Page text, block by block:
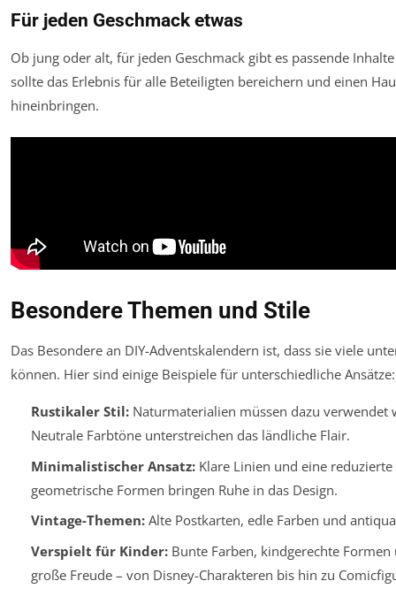
Für jeden Geschmack etwas
Ob jung oder alt, für jeden Geschmack gibt es passende
sollte das Erlebnis für alle Beteiligten bereichern und einen
hineinbringen.
Besondere Themen und Stile
Das Besondere an DIY-Adventskalendern ist, dass sie viele
können. Hier sind einige Beispiele für unterschiedliche Ansätze:
Rustikaler Stil:Naturmaterialien müssen dazu verwendet
Neutrale Farbtöne unterstreichen das ländliche Flair.
Minimalistischer Ansatz:Klare Linien und eine reduzierte
geometrische Formen bringen Ruhe in das Design.
Vintage-Themen:Alte Postkarten, edle Farben und
Verspielt für Kinder:Bunte Farben, kindgerechte
große Freude – von Disney-Charakteren bis hin zu